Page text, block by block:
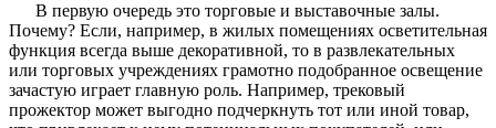
В первую очередь это торговые и выставочные залы.
Почему? Если, например, в жилых помещениях осветительная
функция всегда выше декоративной, то в развлекательных
или торговых учреждениях грамотно подобранное освещение
зачастую играет главную роль. Например, трековый
прожектор может выгодно подчеркнуть тот или иной товар,